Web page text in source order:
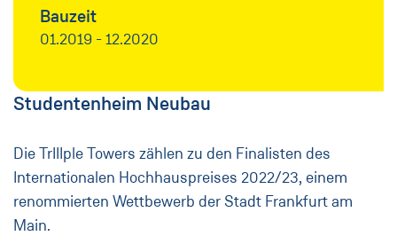
Bauzeit
01.2019 - 12.2020
Studentenheim Neubau
Die TrIIIple Towers zählen zu den Finalisten des
Internationalen Hochhauspreises 2022/23, einem
renommierten Wettbewerb der Stadt Frankfurt am
Main.